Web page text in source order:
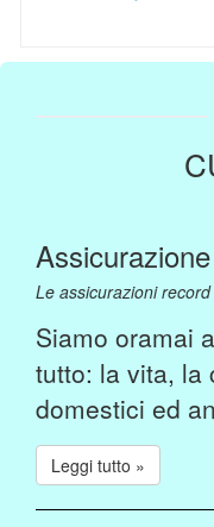
Le assicurazioni
Siamo oramai
tutto: la vita, la
domestici ed
Leggi tutto »